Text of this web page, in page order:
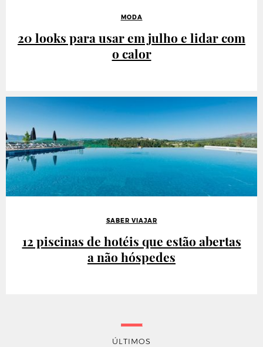
MODA
20 looks para usar em julho e lidar com
o calor
SABER VIAJAR
12 piscinas de hotéis que estão abertas
a não hóspedes
ÚLTIMOS